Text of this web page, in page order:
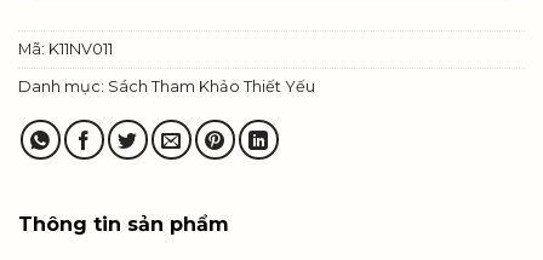
Mã: K11NV011
Danh mục: Sách Tham Khảo Thiết Yếu
Thông tin sản phẩm